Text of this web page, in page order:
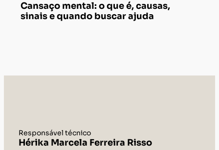
Cansaço mental: o que é, causas,
sinais e quando buscar ajuda
Responsável técnico
Hérika Marcela Ferreira Risso